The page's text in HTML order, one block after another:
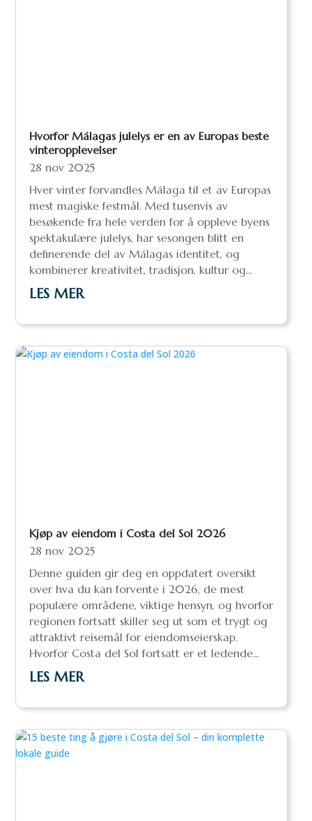
Hvorfor Málagas julelys er en av Europas beste
vinteropplevelser
28 nov 2025
Hver vinter forvandles Málaga til et av Europas
mest magiske festmål. Med tusenvis av
besøkende fra hele verden for å oppleve byens
spektakulære julelys, har sesongen blitt en
definerende del av Málagas identitet, og
kombinerer kreativitet, tradisjon, kultur og...
LES MER
Kjøp av eiendom i Costa del Sol 2026
28 nov 2025
Denne guiden gir deg en oppdatert oversikt
over hva du kan forvente i 2026, de mest
populære områdene, viktige hensyn, og hvorfor
regionen fortsatt skiller seg ut som et trygt og
attraktivt reisemål for eiendomseierskap.
Hvorfor Costa del Sol fortsatt er et ledende...
LES MER